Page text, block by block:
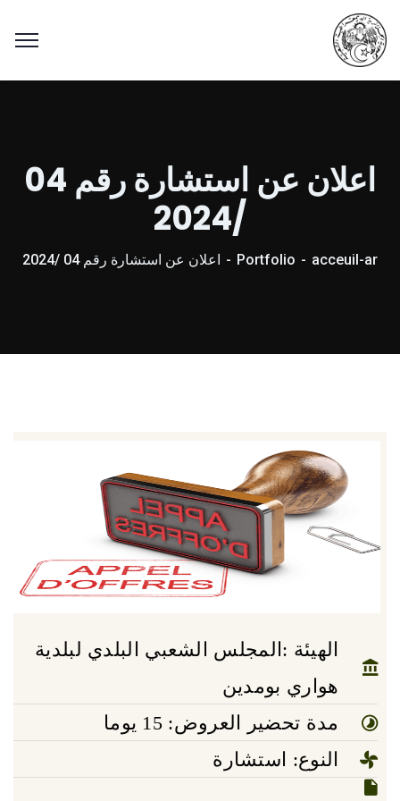
اعلان عن استشارة رقم 04
/2024
acceuil-ar
Portfolio اعلان عن استشارة رقم 04 /2024
الهيئة :المجلس الشعبي البلدي لبلدية
هواري بومدين
مدة تحضير العروض: 15 يوما
النوع: استشارة